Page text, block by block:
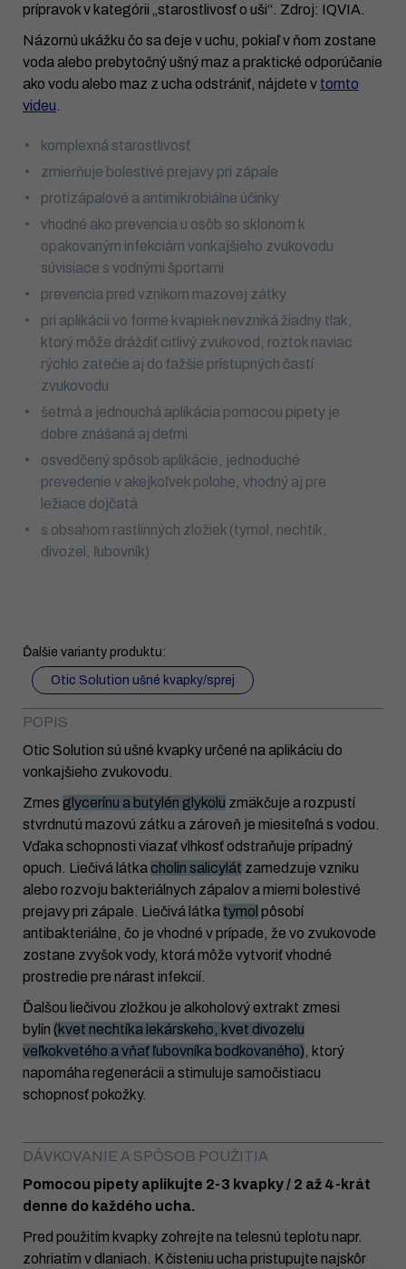
prípravok v kategórii „starostlivosť o uši“. Zdroj: IQVIA.
Názornú ukážku čo sa deje v uchu, pokiaľ v ňom zostane
voda alebo prebytočný ušný maz a praktické odporúčanie
ako vodu alebo maz z ucha odstrániť, nájdete v tomto
videu.
komplexná starostlivosť
zmierňuje bolestivé prejavy pri zápale
protizápalové a antimikrobiálne účinky
vhodné ako prevencia u osôb so sklonom k
opakovaným infekciám vonkajšieho zvukovodu
súvisiace s vodnými športami
prevencia pred vznikom mazovej zátky
pri aplikácii vo forme kvapiek nevzniká žiadny tlak,
ktorý môže dráždiť citlivý zvukovod, roztok naviac
rýchlo zatečie aj do ťažšie prístupných častí
zvukovodu
šetrná a jednouchá aplikácia pomocou pipety je
dobre znášaná aj deťmi
osvedčený spôsob aplikácie, jednoduché
prevedenie v akejkoľvek polohe, vhodný aj pre
ležiace dojčatá
s obsahom rastlinných zložiek (tymol, nechtík,
divozel, ľubovník)
Ďalšie varianty produktu:
Otic Solution ušné kvapky/sprej
POPIS
Otic Solution sú ušné kvapky určené na aplikáciu do
vonkajšieho zvukovodu.
Zmes glycerínu a butylén glykolu zmäkčuje a rozpustí
stvrdnutú mazovú zátku a zároveň je miesiteľná s vodou.
Vďaka schopnosti viazať vlhkosť odstraňuje prípadný
opuch. Liečivá látkacholin salicylát zamedzuje vzniku
alebo rozvoju bakteriálnych zápalov a mierni bolestivé
prejavy pri zápale. Liečivá látka tymol pôsobí
antibakteriálne, čo je vhodné v prípade, že vo zvukovode
zostane zvyšok vody, ktorá môže vytvoriť vhodné
prostredie pre nárast infekcií.
Ďalšou liečivou zložkou je alkoholový extrakt zmesi
bylín (kvet nechtíka lekárskeho, kvet divozelu
veľkokvetého a vňať ľubovníka bodkovaného), ktorý
napomáha regenerácii a stimuluje samočistiacu
schopnosť pokožky.
DÁVKOVANIE A SPÔSOB POUŽITIA
Pomocou pipety aplikujte 2-3 kvapky / 2 až 4-krát
denne do každého ucha.
Pred použitím kvapky zohrejte na telesnú teplotu napr.
zohriatím v dlaniach. K čisteniu ucha pristupujte najskôr